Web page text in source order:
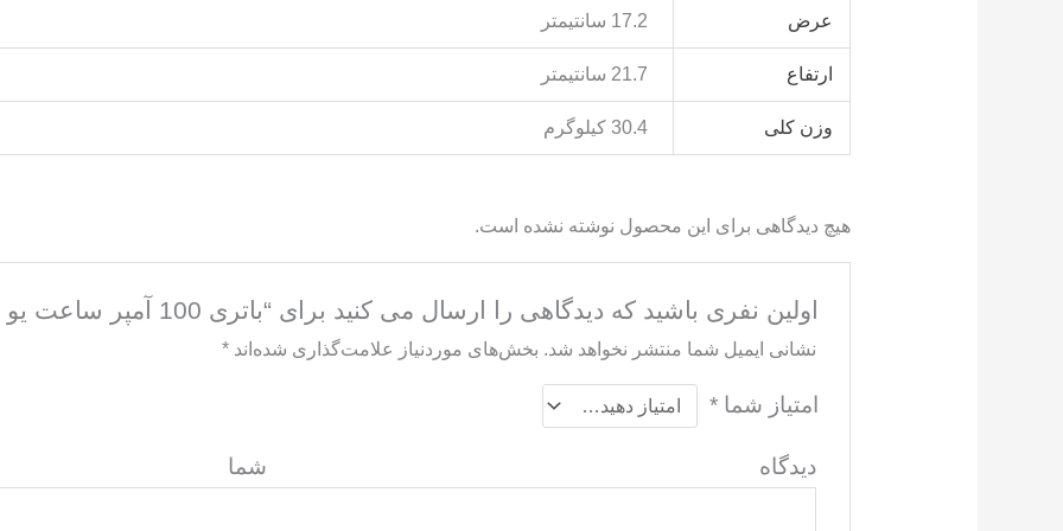
عرض 17.2 سانتیمتر
ارتفاع 21.7 سانتیمتر
وزن کلی 30.4 کیلوگرم
هیچ دیدگاهی برای این محصول نوشته نشده است.
اولین نفری باشید که دیدگاهی را ارسال می کنید برای “باتری 100 آمپر ساعت یو پی اس فاران”
نشانی ایمیل شما منتشر نخواهد شد. بخش‌های موردنیاز علامت‌گذاری شده‌اند*
امتیاز شما*
دیدگاه